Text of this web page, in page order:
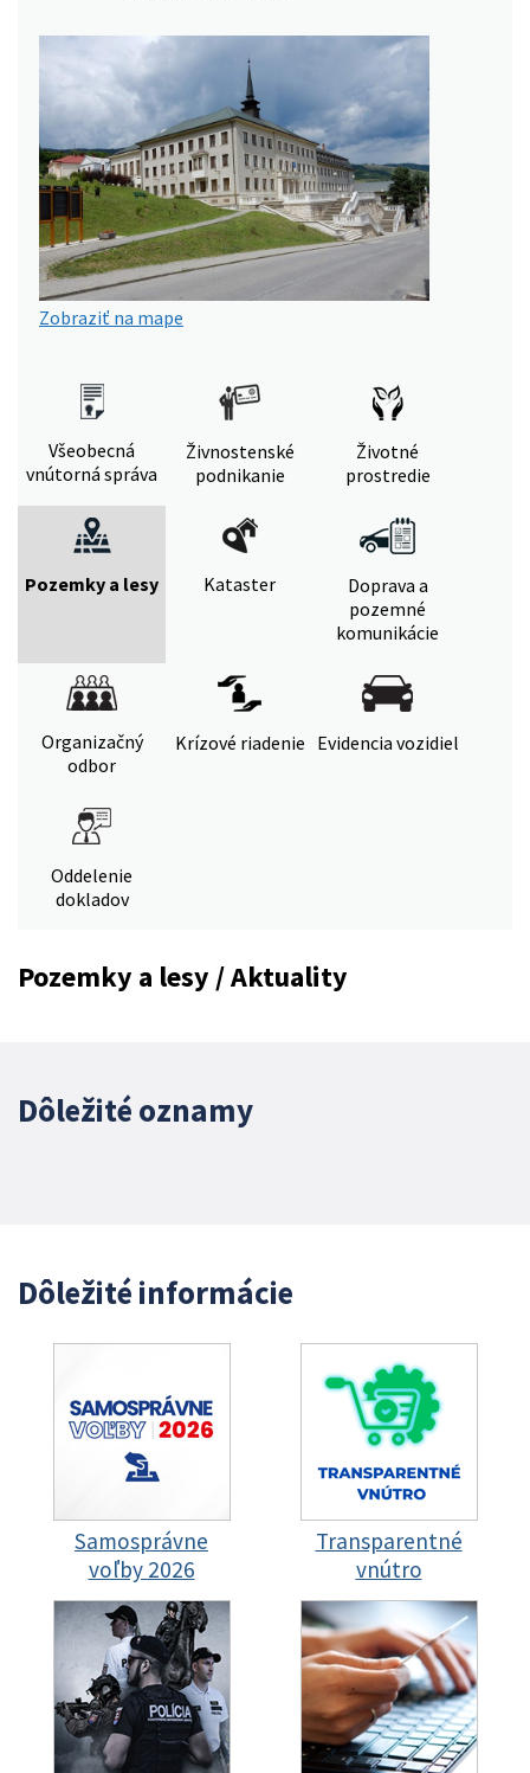
Zobraziť na mape
Všeobecná
vnútorná správa
Živnostenské
podnikanie
Životné
prostredie
Pozemky a lesy Kataster
Doprava a
pozemné
komunikácie
Organizačný
odbor
Krízové riadenie Evidencia vozidiel
Oddelenie
dokladov
Pozemky a lesy / Aktuality
Dôležité oznamy
Dôležité informácie
Samosprávne
voľby 2026
Transparentné
vnútro